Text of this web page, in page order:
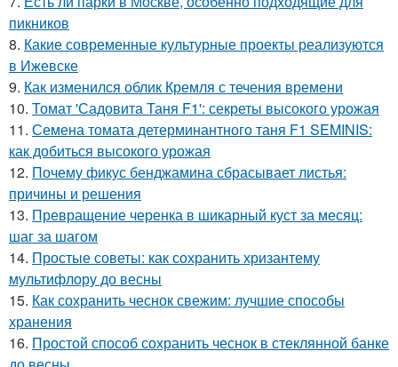
пикников
8. Какие современные культурные проекты реализуются
в Ижевске
9. Как изменился облик Кремля с течения времени
10. Томат 'Садовита Таня F1': секреты высокого урожая
11. Семена томата детерминантного таня F1 SEMINIS:
как добиться высокого урожая
12. Почему фикус бенджамина сбрасывает листья:
причины и решения
13. Превращение черенка в шикарный куст за месяц:
шаг за шагом
14. Простые советы: как сохранить хризантему
мультифлору до весны
15. Как сохранить чеснок свежим: лучшие способы
хранения
16. Простой способ сохранить чеснок в стеклянной банке